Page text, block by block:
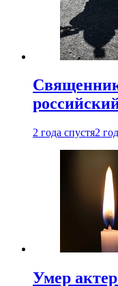
2 года спустя2
Умер